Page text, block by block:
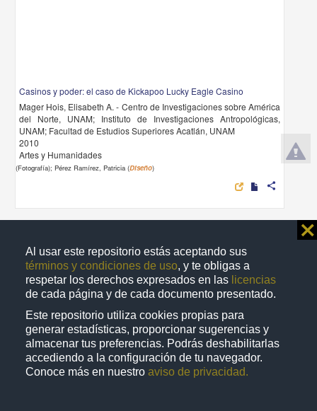
Al usar este repositorio estás aceptando sus
términos y condiciones de uso, y te obligas a
respetar los derechos expresados en las licencias
de cada página y de cada documento presentado.
Este repositorio utiliza cookies propias para
generar estadísticas, proporcionar sugerencias y
almacenar tus preferencias. Podrás deshabilitarlas
accediendo a la configuración de tu navegador.
Conoce más en nuestro aviso de privacidad.
⨯
Casinos y poder: el caso de Kickapoo Lucky Eagle Casino
Mager Hois, Elisabeth A. - Centro de Investigaciones sobre América
del Norte, UNAM; Instituto de Investigaciones Antropológicas,
UNAM; Facultad de Estudios Superiores Acatlán, UNAM
2010
Artes y Humanidades
(Fotografía); Pérez Ramírez, Patricia (Diseño)
share